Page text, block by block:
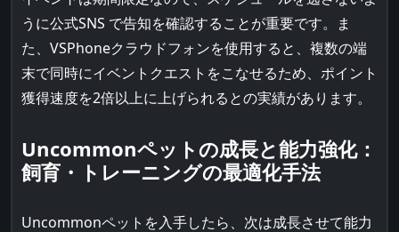
うに公式SNS で告知を確認することが重要です。ま
た、VSPhoneクラウドフォンを使用すると、複数の端
末で同時にイベントクエストをこなせるため、ポイント
獲得速度を2倍以上に上げられるとの実績があります。
Uncommonペットの成長と能力強化：
飼育・トレーニングの最適化手法
Uncommonペットを入手したら、次は成長させて能力